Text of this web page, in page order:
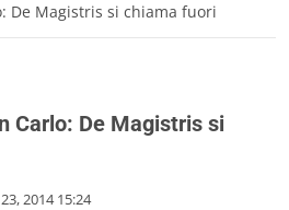
De Magistris si chiama fuori
Carlo: De Magistris si
2014 15:24